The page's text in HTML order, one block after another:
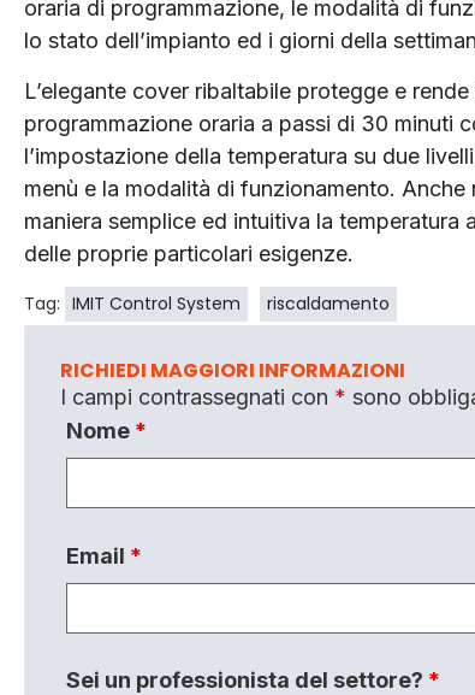
oraria di programmazione, le modalità di
lo stato dell’impianto ed i giorni della
L’elegante cover ribaltabile protegge e
programmazione oraria a passi di 30 minuti
l’impostazione della temperatura su due
menù e la modalità di funzionamento.
maniera semplice ed intuitiva la
delle proprie particolari esigenze.
Tag: IMIT Control System riscaldamento
RICHIEDI MAGGIORI INFORMAZIONI
I campi contrassegnati con * sono
Nome *
Email *
Sei un professionista del settore? *